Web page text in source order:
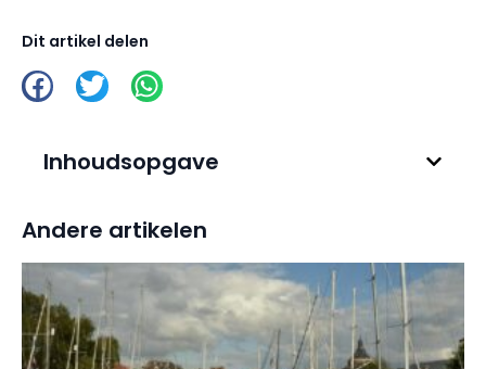
Dit artikel delen
Inhoudsopgave
Andere artikelen